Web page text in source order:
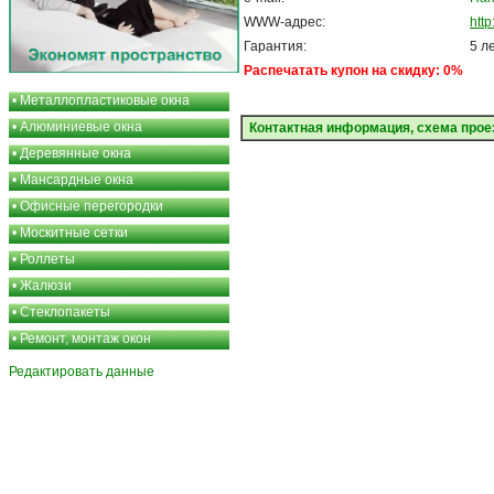
•Металлопластиковые окна
•Алюминиевые окна
•Деревянные окна
•Мансардные окна
•Офисные перегородки
•Москитные сетки
•Роллеты
•Жалюзи
•Стеклопакеты
•Ремонт, монтаж окон
WWW-адрес:
Гарантия:
Распечатать купон на скидку: 0%
5
Контактная информация, схема
Редактировать данные